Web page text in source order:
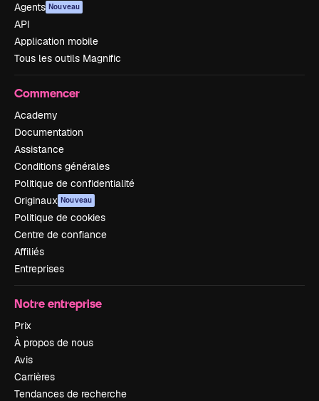
Agents Nouveau
API
Application mobile
Tous les outils Magnific
Commencer
Academy
Documentation
Assistance
Conditions générales
Politique de confidentialité
Originaux Nouveau
Politique de cookies
Centre de confiance
Affiliés
Entreprises
Notre entreprise
Prix
À propos de nous
Avis
Carrières
Tendances de recherche